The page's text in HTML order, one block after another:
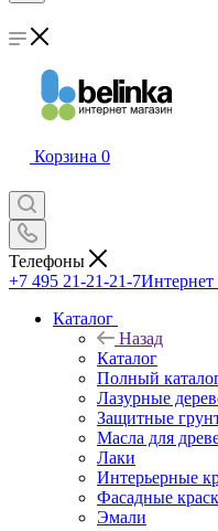
Корзина 0
Телефоны
+7 495 21-21-21-7Интернет
Каталог
Назад
Каталог
Полный
Лазурные
Защитные
Масла для
Лаки
Интерьерные
Фасадные
Эмали